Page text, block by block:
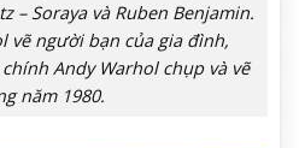
– Soraya và Ruben Benjamin.
vẽ người bạn của gia đình,
Andy Warhol chụp và vẽ
năm 1980.